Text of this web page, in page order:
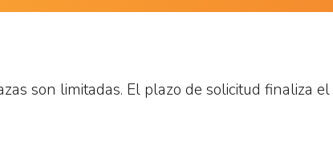
son limitadas. El plazo de solicitud finaliza